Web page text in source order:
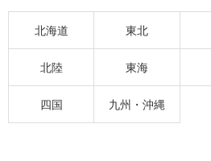
北海道 東北
北陸 東海
四国 九州・沖縄